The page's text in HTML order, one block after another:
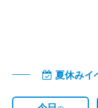
夏休みイ